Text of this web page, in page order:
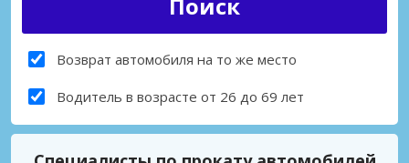
Возврат автомобиля на то же место
Водитель в возрасте от 26 до 69 лет